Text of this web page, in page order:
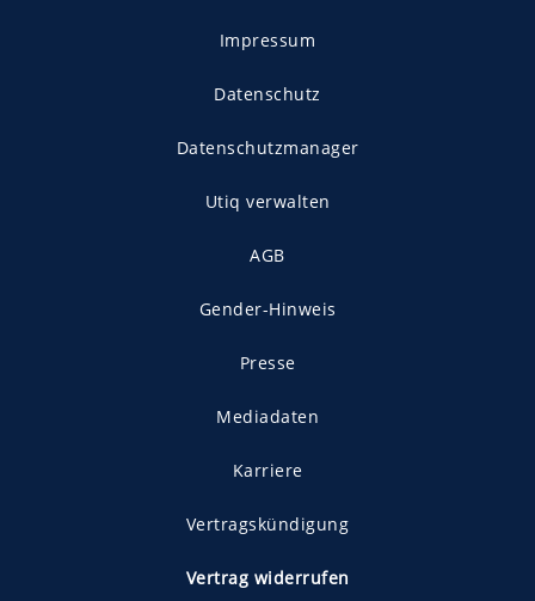
Impressum
Datenschutz
Datenschutzmanager
Utiq verwalten
AGB
Gender-Hinweis
Presse
Mediadaten
Karriere
Vertragskündigung
Vertrag widerrufen